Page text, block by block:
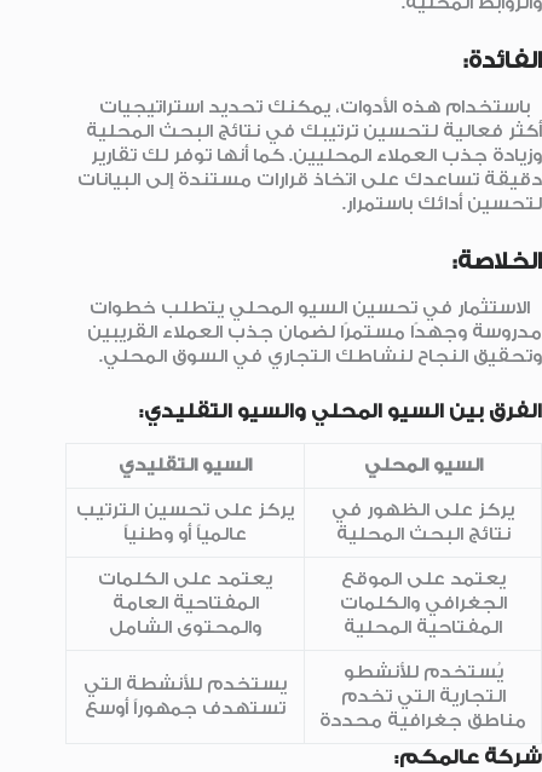
الفائدة:
باستخدام هذه الأدوات، يمكنك تحديد استراتيجيات
أكثر فعالية لتحسين ترتيبك في نتائج البحث المحلية
وزيادة جذب العملاء المحليين. كما أنها توفر لك تقارير
دقيقة تساعدك على اتخاذ قرارات مستندة إلى البيانات
لتحسين أدائك باستمرار.
الخلاصة:
الاستثمار في تحسين السيو المحلي يتطلب خطوات
مدروسة وجهدًا مستمرًا لضمان جذب العملاء القريبين
وتحقيق النجاح لنشاطك التجاري في السوق المحلي.
الفرق بين السيو المحلي والسيو التقليدي:
السيو المحلي السيو التقليدي
يركز على الظهور في
نتائج البحث المحلية
يركز على تحسين الترتيب
عالمياً أو وطنياً
يعتمد على الموقع
الجغرافي والكلمات
المفتاحية المحلية
يعتمد على الكلمات
المفتاحية العامة
والمحتوى الشامل
يُستخدم للأنشطو
التجارية التي تخدم
مناطق جغرافية محددة
يستخدم للأنشطة التي
تستهدف جمهوراً أوسع
شركة عالمكم: